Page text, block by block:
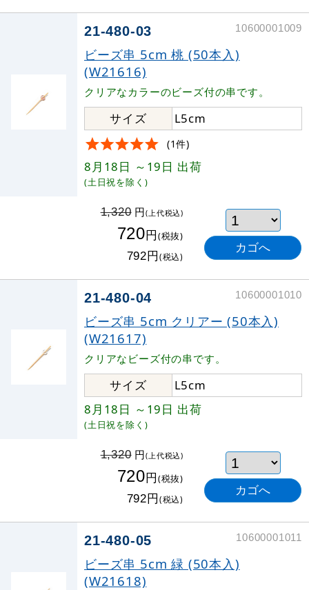
21-480-03 10600001009
ビーズ串 5cm 桃 (50本入)
(W21616)
クリアなカラーのビーズ付の串です。
サイズ L5cm
(1件)
8月18日 ～19日 出荷
(土日祝を除く)
1,320円(上代税込)
720円(税抜)
792円(税込)
21-480-04 10600001010
ビーズ串 5cm クリアー (50本入)
(W21617)
クリアなビーズ付の串です。
サイズ
L5cm
8月18日 ～19日 出荷
(土日祝を除く)
1,320円(上代税込)
720円(税抜)
792円(税込)
21-480-05 10600001011
ビーズ串 5cm 緑 (50本入)
(W21618)